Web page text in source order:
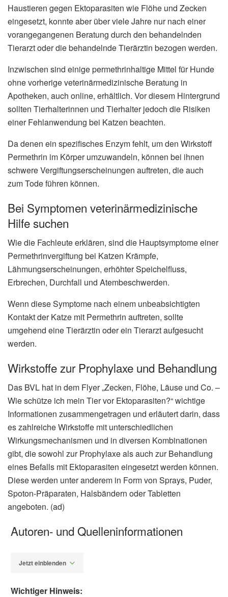
Haustieren gegen Ektoparasiten wie Flöhe und Zecken
eingesetzt, konnte aber über viele Jahre nur nach einer
vorangegangenen Beratung durch den behandelnden
Tierarzt oder die behandelnde Tierärztin bezogen werden.
Inzwischen sind einige permethrinhaltige Mittel für Hunde
ohne vorherige veterinärmedizinische Beratung in
Apotheken, auch online, erhältlich. Vor diesem Hintergrund
sollten Tierhalterinnen und Tierhalter jedoch die Risiken
einer Fehlanwendung bei Katzen beachten.
Da denen ein spezifisches Enzym fehlt, um den Wirkstoff
Permethrin im Körper umzuwandeln, können bei ihnen
schwere Vergiftungserscheinungen auftreten, die auch
zum Tode führen können.
Bei Symptomen veterinärmedizinische
Hilfe suchen
Wie die Fachleute erklären, sind die Hauptsymptome einer
Permethrinvergiftung bei Katzen Krämpfe,
Lähmungserscheinungen, erhöhter Speichelfluss,
Erbrechen, Durchfall und Atembeschwerden.
Wenn diese Symptome nach einem unbeabsichtigten
Kontakt der Katze mit Permethrin auftreten, sollte
umgehend eine Tierärztin oder ein Tierarzt aufgesucht
werden.
Wirkstoffe zur Prophylaxe und Behandlung
Das BVL hat in dem Flyer „Zecken, Flöhe, Läuse und Co. –
Wie schütze ich mein Tier vor Ektoparasiten?“ wichtige
Informationen zusammengetragen und erläutert darin, dass
es zahlreiche Wirkstoffe mit unterschiedlichen
Wirkungsmechanismen und in diversen Kombinationen
gibt, die sowohl zur Prophylaxe als auch zur Behandlung
eines Befalls mit Ektoparasiten eingesetzt werden können.
Diese werden unter anderem in Form von Sprays, Puder,
Spoton-Präparaten, Halsbändern oder Tabletten
angeboten. (ad)
Autoren- und Quelleninformationen
Jetzt einblenden
Wichtiger Hinweis: